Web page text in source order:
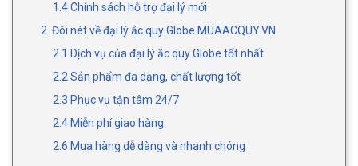
1.4 Chính sách hỗ trợ đại lý mới
2. Đôi nét về đại lý ắc quy Globe MUAACQUY.VN
2.1 Dịch vụ của đại lý ắc quy Globe tốt nhất
2.2 Sản phẩm đa dạng, chất lượng tốt
2.3 Phục vụ tận tâm 24/7
2.4 Miễn phí giao hàng
2.6 Mua hàng dễ dàng và nhanh chóng